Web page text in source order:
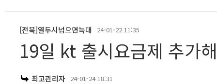
[전북]열두시넘으면늑대 24-01-22 11:35
19일 kt 출시요금제 추가
최고관리자 24-01-24 18:31